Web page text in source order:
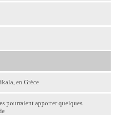
en Grèce
pourraient apporter quelques